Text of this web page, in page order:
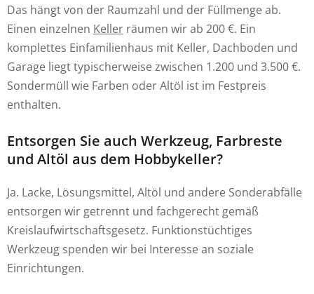
Das hängt von der Raumzahl und der Füllmenge ab.
Einen einzelnen Keller räumen wir ab 200 €. Ein
komplettes Einfamilienhaus mit Keller, Dachboden und
Garage liegt typischerweise zwischen 1.200 und 3.500 €.
Sondermüll wie Farben oder Altöl ist im Festpreis
enthalten.
Entsorgen Sie auch Werkzeug, Farbreste
und Altöl aus dem Hobbykeller?
Ja. Lacke, Lösungsmittel, Altöl und andere Sonderabfälle
entsorgen wir getrennt und fachgerecht gemäß
Kreislaufwirtschaftsgesetz. Funktionstüchtiges
Werkzeug spenden wir bei Interesse an soziale
Einrichtungen.